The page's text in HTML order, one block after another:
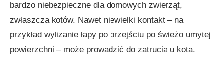
bardzo niebezpieczne dla domowych zwierząt,
zwłaszcza kotów. Nawet niewielki kontakt – na
przykład wylizanie łapy po przejściu po świeżo umytej
powierzchni – może prowadzić do zatrucia u kota.